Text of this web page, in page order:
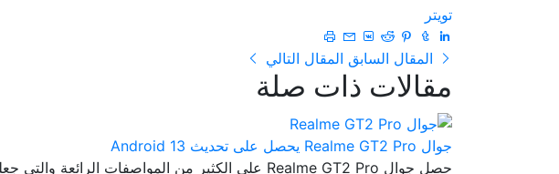
تويتر
المقال السابق المقال التالي
مقالات ذات صلة
جوال Realme GT2 Pro يحصل على تحديث Android 13
حصل جوال Realme GT2 Pro على الكثير من المواصفات الرائعة والتي جعلته...